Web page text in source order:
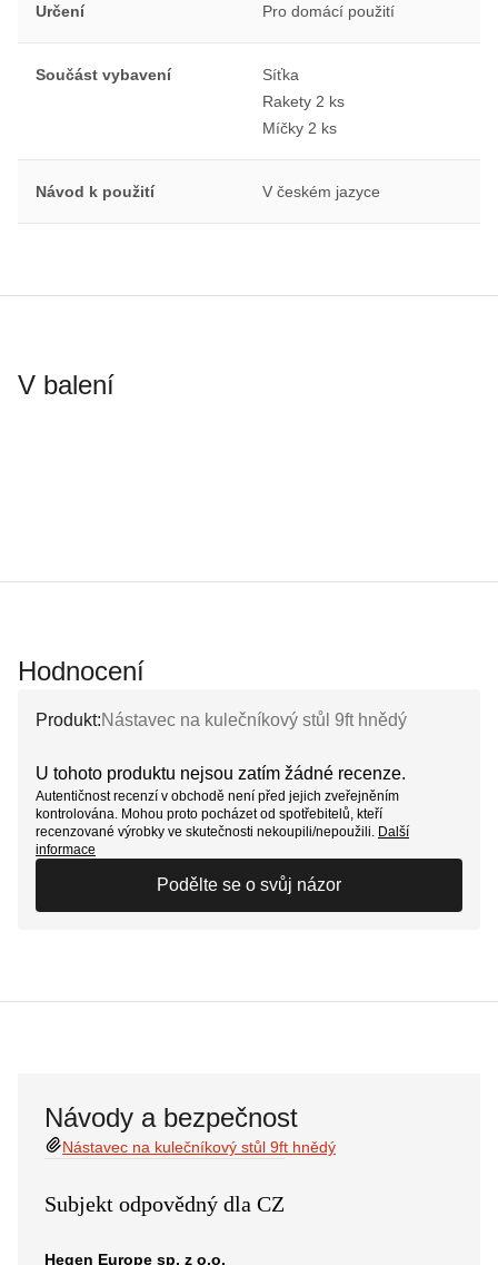
Určení Pro domácí použití
Součást vybavení
Síťka
Rakety 2 ks
Míčky 2 ks
Návod k použití V českém jazyce
V balení
Hodnocení
Produkt:Nástavec na kulečníkový stůl 9ft hnědý
U tohoto produktu nejsou zatím žádné recenze.
Autentičnost recenzí v obchodě není před jejich zveřejněním
kontrolována. Mohou proto pocházet od spotřebitelů, kteří
recenzované výrobky ve skutečnosti nekoupili/nepoužili. Další
informace
Podělte se o svůj názor
Návody a bezpečnost
Nástavec na kulečníkový stůl 9ft hnědý
Subjekt odpovědný dla CZ
Hegen Europe sp. z o.o.